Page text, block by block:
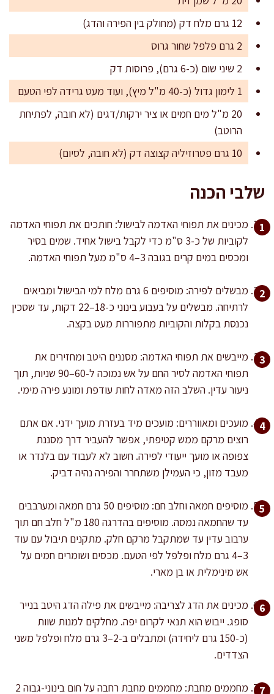
12 גרם מלח דק (מחולק בין הפירה והדג)
2 גרם פלפל שחור גרוס
2 שיני שום (כ-6 גרם), פרוסות דק
1 לימון גדול (כ-40 מ"ל מיץ), ועוד מעט גרידה לפי הטעם
20 מ"ל מים חמים או ציר ירקות/דגים (לא חובה, לפתיחת
הרוטב)
10 גרם פטרוזיליה קצוצה דק (לא חובה, לסיום)
שלבי הכנה
מכינים את תפוחי האדמה לבישול: חותכים את תפוחי האדמה
לקוביות של כ-3 ס"מ כדי לקבל בישול אחיד. שמים בסיר
ומכסים במים קרים בגובה 3–4 ס"מ מעל תפוחי האדמה.
מבשלים לפירה: מוסיפים 6 גרם מלח למי הבישול ומביאים
לרתיחה. מבשלים על בעבוע בינוני כ-18–22 דקות, עד שסכין
נכנסת בקלות והקוביות מתפוררות מעט בקצה.
מייבשים את תפוחי האדמה: מסננים היטב ומחזירים את
תפוחי האדמה לסיר החם על אש נמוכה ל-60–90 שניות, תוך
ניעור עדין. השלב הזה מאדה לחות עודפת ומונע פירה מימי.
מועכים ומאווררים: מועכים מיד בעזרת מועך ידני. אם אתם
רוצים מרקם ממש קטיפתי, אפשר להעביר דרך מסננת
צפופה או מועך ייעודי לפירה. חשוב לא לעבוד עם בלנדר או
מעבד מזון, כי העמילן משתחרר והפירה נהיה דביק.
מוסיפים חמאה וחלב חם: מוסיפים 50 גרם חמאה ומערבבים
עד שהחמאה נמסה. מוסיפים בהדרגה 180 מ"ל חלב חם תוך
ערבוב עדין עד שמתקבל מרקם חלק. מתקנים תיבול עם עוד
3–4 גרם מלח ופלפל לפי הטעם. מכסים ושומרים חמים על
אש מינימלית או בן מארי.
מכינים את הדג לצריבה: מייבשים את פילה הדג היטב בנייר
סופג. ייבוש הוא תנאי לקרום יפה. מחלקים למנות שוות
(כ-150 גרם ליחידה) ומתבלים ב-2–3 גרם מלח ופלפל משני
הצדדים.
מחממים מחבת: מחממים מחבת רחבה על חום בינוני-גבוה 2